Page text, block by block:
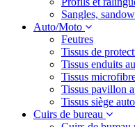
Sangles,
Auto/Moto
Feutres
Tissus de
Tissus enduits
Tissus
Tissus pavillon
Tissus siège auto
Cuirs de bureau